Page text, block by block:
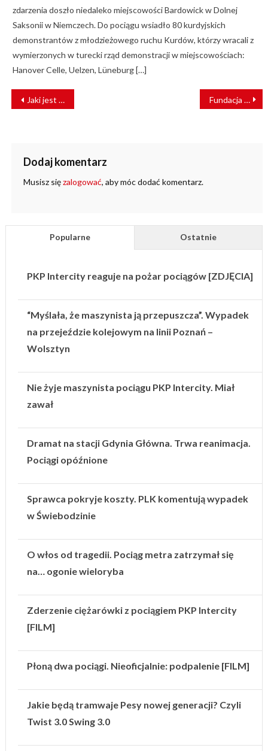
zdarzenia doszło niedaleko miejscowości Bardowick w Dolnej
Saksonii w Niemczech. Do pociągu wsiadło 80 kurdyjskich
demonstrantów z młodzieżowego ruchu Kurdów, którzy wracali z
wymierzonych w turecki rząd demonstracji w miejscowościach:
Hanover Celle, Uelzen, Lüneburg […]
NAWIGACJA
WPISU
Jaki jest stan izolacji termicznej tramwaju? Fundacja Grupy PKP kończy 7 lat!
Dodaj komentarz
Musisz sięzalogować, aby móc dodać komentarz.
Popularne Ostatnie
PKP Intercity reaguje na pożar pociągów [ZDJĘCIA]
“Myślała, że maszynista ją przepuszcza”. Wypadek
na przejeździe kolejowym na linii Poznań –
Wolsztyn
Nie żyje maszynista pociągu PKP Intercity. Miał
zawał
Dramat na stacji Gdynia Główna. Trwa reanimacja.
Pociągi opóźnione
Sprawca pokryje koszty. PLK komentują wypadek
w Świebodzinie
O włos od tragedii. Pociąg metra zatrzymał się
na… ogonie wieloryba
Zderzenie ciężarówki z pociągiem PKP Intercity
[FILM]
Płoną dwa pociągi. Nieoficjalnie: podpalenie [FILM]
Jakie będą tramwaje Pesy nowej generacji? Czyli
Twist 3.0 Swing 3.0